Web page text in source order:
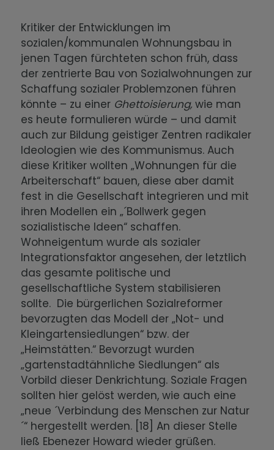
Kritiker der Entwicklungen im
sozialen/kommunalen Wohnungsbau in
jenen Tagen fürchteten schon früh, dass
der zentrierte Bau von Sozialwohnungen zur
Schaffung sozialer Problemzonen führen
könnte – zu einer Ghettoisierung, wie man
es heute formulieren würde – und damit
auch zur Bildung geistiger Zentren radikaler
Ideologien wie des Kommunismus. Auch
diese Kritiker wollten „Wohnungen für die
Arbeiterschaft“ bauen, diese aber damit
fest in die Gesellschaft integrieren und mit
ihren Modellen ein „´Bollwerk gegen
sozialistische Ideen“ schaffen.
Wohneigentum wurde als sozialer
Integrationsfaktor angesehen, der letztlich
das gesamte politische und
gesellschaftliche System stabilisieren
sollte. Die bürgerlichen Sozialreformer
bevorzugten das Modell der „Not- und
Kleingartensiedlungen“ bzw. der
„Heimstätten.“ Bevorzugt wurden
„gartenstadtähnliche Siedlungen“ als
Vorbild dieser Denkrichtung. Soziale Fragen
sollten hier gelöst werden, wie auch eine
„neue ´Verbindung des Menschen zur Natur
´“ hergestellt werden. [18] An dieser Stelle
ließ Ebenezer Howard wieder grüßen.